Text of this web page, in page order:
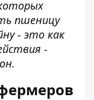
пшеницу
- это как
-